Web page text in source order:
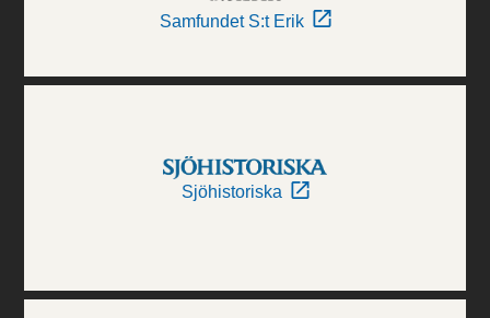
Samfundet S:t Erik
Sjöhistoriska